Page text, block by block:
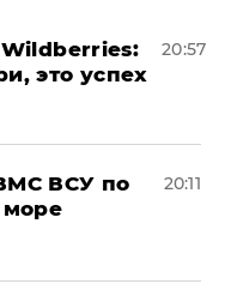
это успех
20:57
ВСУ по
20:11